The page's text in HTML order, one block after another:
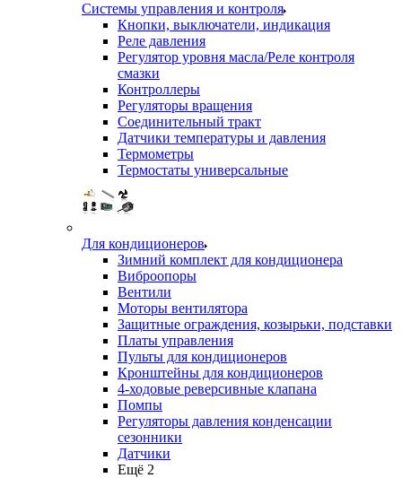
Системы управления и контроля
Кнопки, выключатели, индикация
Реле давления
Регулятор уровня масла/Реле контроля
смазки
Контроллеры
Регуляторы вращения
Соединительный тракт
Датчики температуры и давления
Термометры
Термостаты универсальные
Для кондиционеров
Зимний комплект для кондиционера
Виброопоры
Вентили
Моторы вентилятора
Защитные ограждения, козырьки, подставки
Платы управления
Пульты для кондиционеров
Кронштейны для кондиционеров
4-ходовые реверсивные клапана
Помпы
Регуляторы давления конденсации
сезонники
Датчики
Ещё 2